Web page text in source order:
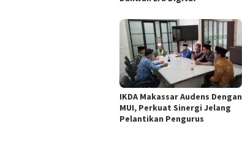
IKDA Makassar Audens Dengan
MUI, Perkuat Sinergi Jelang
Pelantikan Pengurus